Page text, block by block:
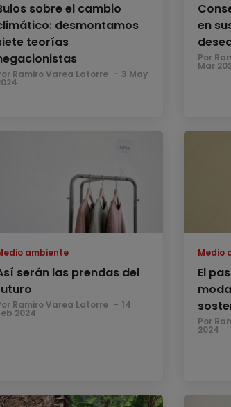
sobre el cambio
desmontamos
teorías
Ramiro Varea Latorre 3 May
en
Por
Mar
ambiente
serán las prendas del
Ramiro Varea Latorre 14
2024
Medio
El
Por
2024